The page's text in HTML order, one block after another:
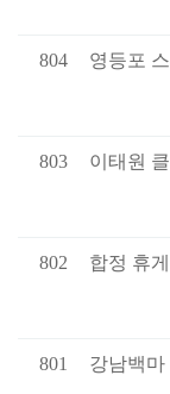
804 영등포
803 이태원
802 합정 휴
801 강남백마